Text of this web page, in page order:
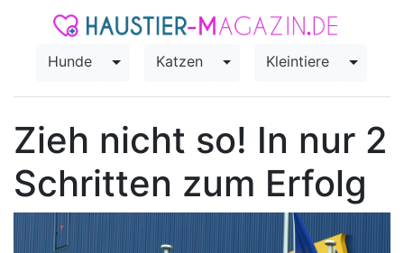
Hunde Toggle Dropdown
Katzen Toggle Dropdown
Kleintiere Toggle
Zieh nicht so! In nur 2
Schritten zum Erfolg